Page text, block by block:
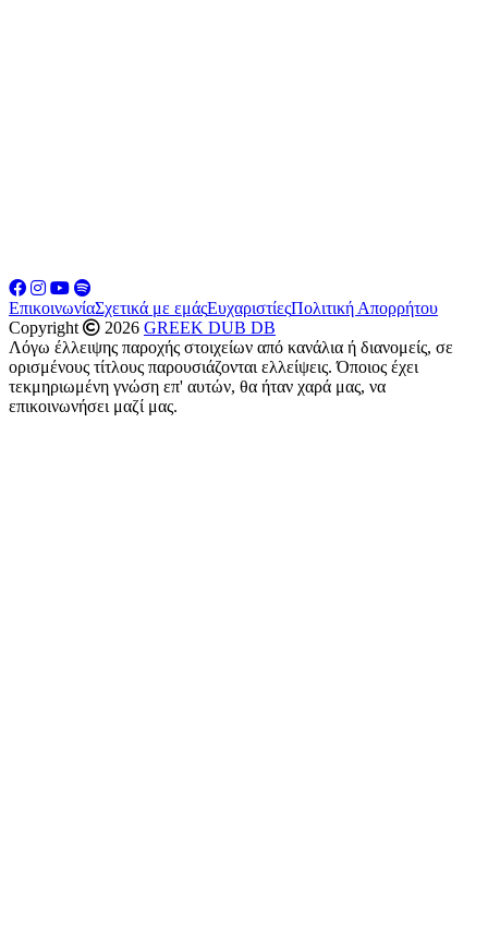
ΕπικοινωνίαΣχετικά με εμάςΕυχαριστίεςΠολιτική Απορρήτου
Copyright
2026 GREEK DUB DB
Λόγω έλλειψης παροχής στοιχείων από κανάλια ή διανομείς, σε
ορισμένους τίτλους παρουσιάζονται ελλείψεις. Όποιος έχει
τεκμηριωμένη γνώση επ' αυτών, θα ήταν χαρά μας, να
επικοινωνήσει μαζί μας.